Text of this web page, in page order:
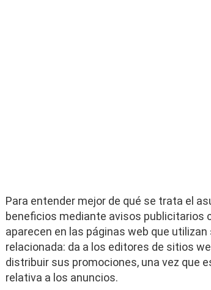
Para entender mejor de qué se trata el
beneficios mediante avisos publicitarios
aparecen en las páginas web que
relacionada: da a los editores de sitios
distribuir sus promociones, una vez que
relativa a los anuncios.